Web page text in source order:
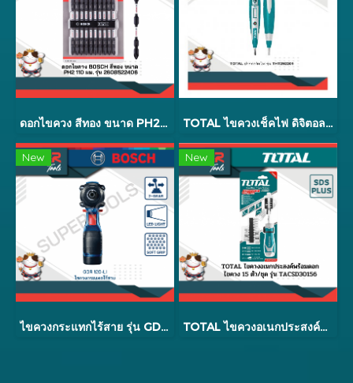
ดอกไขควง สีทอง ขนาด PH2x110 TOTAL ไขควงเช็คไฟ ดิจิตอล 5.1/2 นิ้ว รุ่น THT292201 (Voltage Tester)
New
ไขควงกระแทกไร้สาย รุ่น GDR 120-LI
New
TOTAL ไขควงอเนกประสงค์พร้อมดอกไขควง 15 ตัว รุ่น TACSD30156